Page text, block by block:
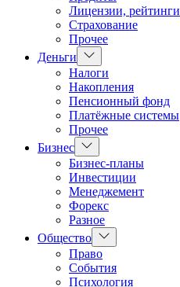
Лицензии, рейтинги
Страхование
Прочее
Деньги
Показать
подменю
Налоги
Накопления
Пенсионный фонд
Платёжные системы
Прочее
Бизнес Показать
подменю
Бизнес-планы
Инвестиции
Менеджемент
Форекс
Разное
Общество Показать
подменю
Право
События
Психология